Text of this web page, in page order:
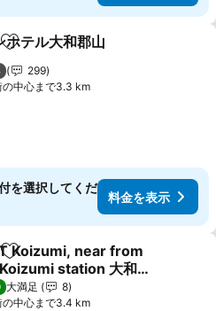
アお気に入りに追加
ホテル大和郡山
ルのランク
299
の中心まで3.3 km
を選択してくだ
料金を表示
アお気に入りに追加
Koizumi, near from
station 大和小
徒歩2分の民泊
を表示
大満足
8
の中心まで3.4 km